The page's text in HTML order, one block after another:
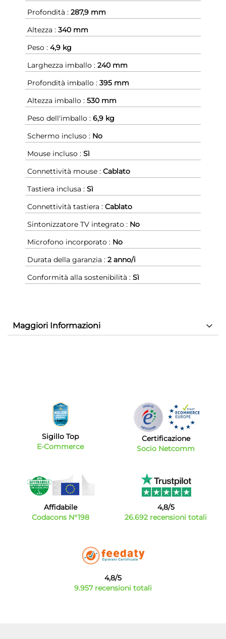
Profondità : 287,9 mm
Altezza : 340 mm
Peso : 4,9 kg
Larghezza imballo : 240 mm
Profondità imballo : 395 mm
Altezza imballo : 530 mm
Peso dell'imballo : 6,9 kg
Schermo incluso : No
Mouse incluso : Sì
Connettività mouse : Cablato
Tastiera inclusa : Sì
Connettività tastiera : Cablato
Sintonizzatore TV integrato : No
Microfono incorporato : No
Durata della garanzia : 2 anno/i
Conformità alla sostenibilità : Sì
Maggiori Informazioni
Sigillo Top
E-Commerce
Certificazione
Socio Netcomm
Affidabile
Codacons N°198
4,8/5
26.692 recensioni totali
4,8/5
9.957 recensioni totali